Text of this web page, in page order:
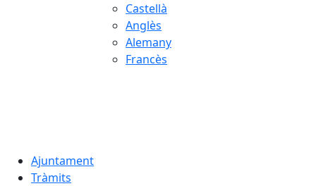
Castellà
Anglès
Alemany
Francès
Ajuntament
Tràmits